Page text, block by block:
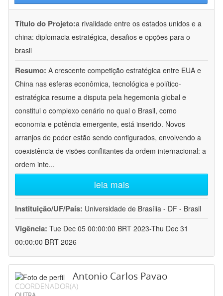
Título do Projeto:a rivalidade entre os estados unidos e a
china: diplomacia estratégica, desafios e opções para o
brasil
Resumo: A crescente competição estratégica entre EUA e
China nas esferas econômica, tecnológica e político-
estratégica resume a disputa pela hegemonia global e
constitui o complexo cenário no qual o Brasil, como
economia e potência emergente, está inserido. Novos
arranjos de poder estão sendo configurados, envolvendo a
coexistência de visões conflitantes da ordem internacional: a
ordem inte...
leia mais
Instituição/UF/País: Universidade de Brasília - DF - Brasil
Vigência: Tue Dec 05 00:00:00 BRT 2023-Thu Dec 31
00:00:00 BRT 2026
Antonio Carlos Pavao
COORDENADOR(A)